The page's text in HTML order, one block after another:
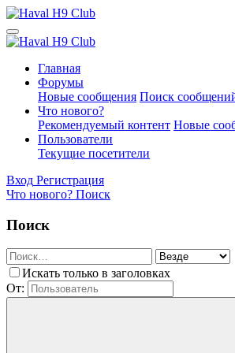
Главная
Форумы
Новые сообщения Поиск
Что нового?
Рекомендуемый контент Новые
Пользователи
Текущие посетители
Вход Регистрация
Что нового? Поиск
Поиск
Искать только в заголовках
От: